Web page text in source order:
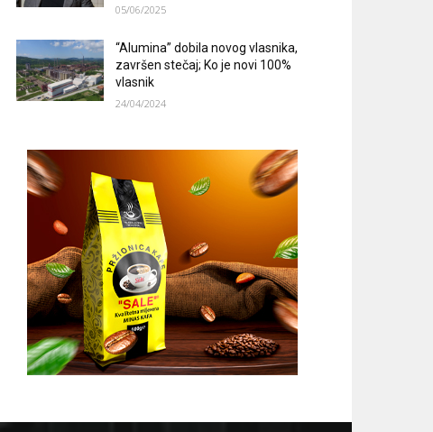
05/06/2025
“Alumina” dobila novog vlasnika,
završen stečaj; Ko je novi 100%
vlasnik
24/04/2024